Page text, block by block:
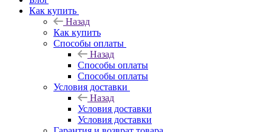
Как купить
Назад
Как купить
Способы оплаты
Назад
Способы оплаты
Способы оплаты
Условия доставки
Назад
Условия доставки
Условия доставки